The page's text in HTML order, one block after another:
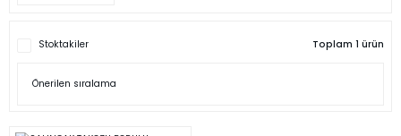
Stoktakiler Toplam 1 ürün